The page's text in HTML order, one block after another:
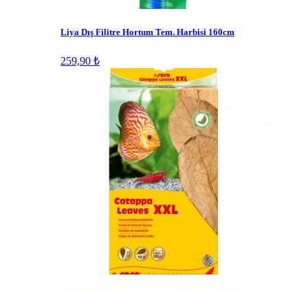
Liya Dış Filitre Hortum Tem. Harbisi 160cm
259,90 ₺